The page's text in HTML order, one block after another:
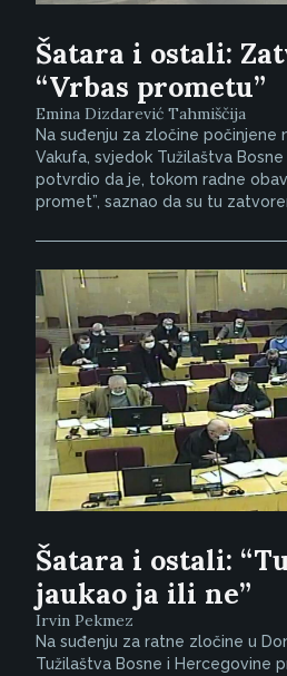
Šatara i ostali:
“Vrbas prometu”
Emina Dizdarević Tahmiščija
Na suđenju za zločine počinjene
Vakufa, svjedok Tužilaštva
potvrdio da je, tokom radne
promet”, saznao da su tu
Šatara i ostali:
jaukao ja ili ne”
Irvin Pekmez
Na suđenju za ratne zločine u
Tužilaštva Bosne i Hercegovine